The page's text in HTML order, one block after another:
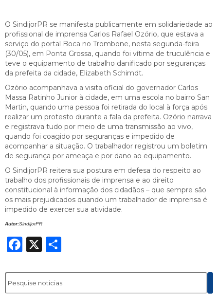
O SindijorPR se manifesta publicamente em solidariedade ao
profissional de imprensa Carlos Rafael Ozório, que estava a
serviço do portal Boca no Trombone, nesta segunda-feira
(30/05), em Ponta Grossa, quando foi vítima de truculência e
teve o equipamento de trabalho danificado por seguranças
da prefeita da cidade, Elizabeth Schimdt.
Ozório acompanhava a visita oficial do governador Carlos
Massa Ratinho Junior à cidade, em uma escola no bairro San
Martin, quando uma pessoa foi retirada do local à força após
realizar um protesto durante a fala da prefeita. Ozório narrava
e registrava tudo por meio de uma transmissão ao vivo,
quando foi coagido por seguranças e impedido de
acompanhar a situação. O trabalhador registrou um boletim
de segurança por ameaça e por dano ao equipamento.
O SindijorPR reitera sua postura em defesa do respeito ao
trabalho dos profissionais de imprensa e ao direito
constitucional à informação dos cidadãos – que sempre são
os mais prejudicados quando um trabalhador de imprensa é
impedido de exercer sua atividade.
Autor:SindijorPR
Facebook
X